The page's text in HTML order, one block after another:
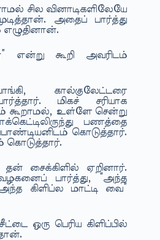
சில வினாடிகளிலேயே
அதைப் பார்த்து
எழுதினான்.
என்று கூறி அவரிடம்
கால்குலேட்டரை
மிகச் சரியாக
கூறாமல், உள்ளே சென்று
பணத்தை
கொடுத்தார்.
கொடுத்தார்.
சைக்கிளில் ஏறினார்.
பார்த்து, “அந்த
கிளிப்ல மாட்டி வை”
ஒரு பெரிய கிளிப்பில்